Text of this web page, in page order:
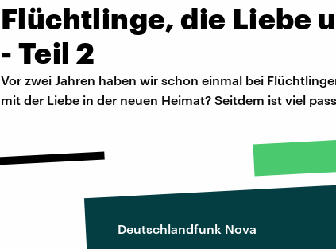
Flüchtlinge, die Liebe
- Teil 2
Vor zwei Jahren haben wir schon einmal bei
mit der Liebe in der neuen Heimat? Seitdem ist viel
Deutschlandfunk Nova